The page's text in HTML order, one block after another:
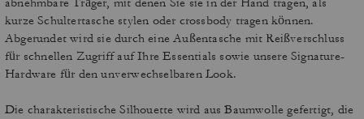
kurze Schultertasche stylen oder crossbody tragen können.
Abgerundet wird sie durch eine Außentasche mit Reißverschluss
für schnellen Zugriff auf Ihre Essentials sowie unsere Signature-
Hardware für den unverwechselbaren Look.
Die charakteristische Silhouette wird aus Baumwolle gefertigt, die